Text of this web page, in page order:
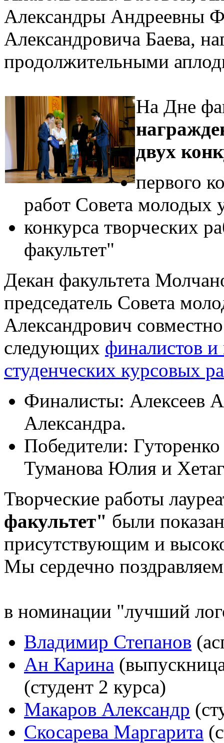
Александры Андреевны
Александровича Баева,
продолжительными
На Дне
двух
первого
работ Совета молодых
конкурса творческих
факультет"
Декан факультета
председатель Совета
Александрович
следующих финалистов и
студенческих курсовых
Финалисты: Алексеев
Александра.
Победители:
Туманова Юлия и
Творческие работы
факультет" были
присутствующим и
Мы сердечно
в номинации "лучший
Владимир Степанов
Ан Карина
(студент 2 курса)
Макаров Александр
Скосарева Маргарита